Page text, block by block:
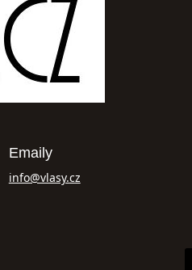
Emaily
info@vlasy.cz